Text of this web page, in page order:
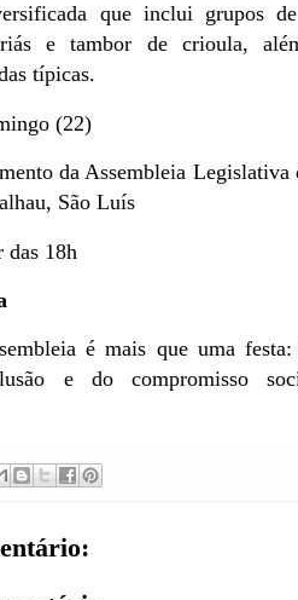
que inclui grupos
e tambor de crioula,
típicas.
(22)
da Assembleia
São Luís
das 18h
é mais que uma
e do compromisso